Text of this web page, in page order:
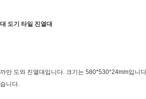
도기 타일 진열대
만 도와 진열대입니다. 크기는 580*530*24mm입니
니다.